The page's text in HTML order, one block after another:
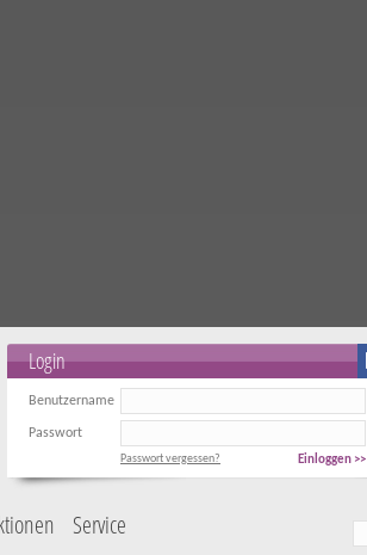
Login
Benutzername
Passwort
Einloggen >>
Passwort vergessen?
Service